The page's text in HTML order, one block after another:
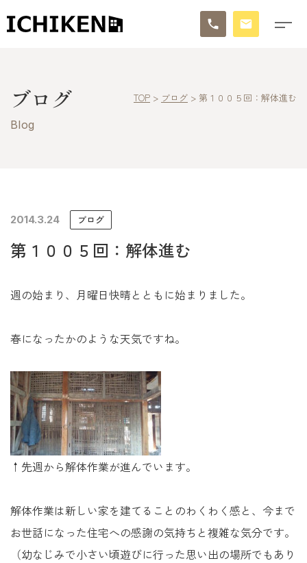
ブログ
イチケンの家づくり
モデルハウス
会社情報
Tel. 0257-27-2157
ブログ
Blog
TOP > ブログ > 第１００５回：解体進む
2014.3.24 ブログ
第１００５回：解体進む
週の始まり、月曜日快晴とともに始まりました。
春になったかのような天気ですね。
↑先週から解体作業が進んでいます。
解体作業は新しい家を建てることのわくわく感と、今まで
お世話になった住宅への感謝の気持ちと複雑な気分です。
（幼なじみで小さい頃遊びに行った思い出の場所でもあり